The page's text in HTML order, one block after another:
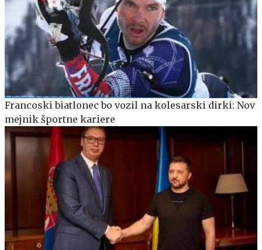
Francoski biatlonec bo vozil na kolesarski dirki: Nov
mejnik športne kariere